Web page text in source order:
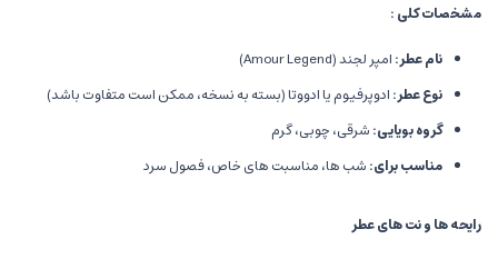
مشخصات کلی:
نام عطر:امپر لجند (Amour Legend)
نوع عطر:ادوپرفیوم یا ادووتا (بسته به نسخه، ممکن است متفاوت باشد)
گروه بویایی:شرقی، چوبی، گرم
مناسب برای:شب ها، مناسبت های خاص، فصول سرد
رایحه ها و نت های عطر